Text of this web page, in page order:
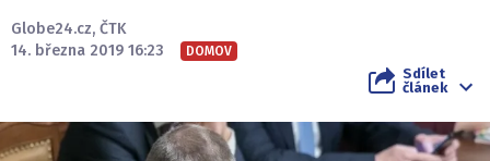
Globe24.cz, ČTK
14. března 2019 16:23
DOMOV
Sdílet
článek